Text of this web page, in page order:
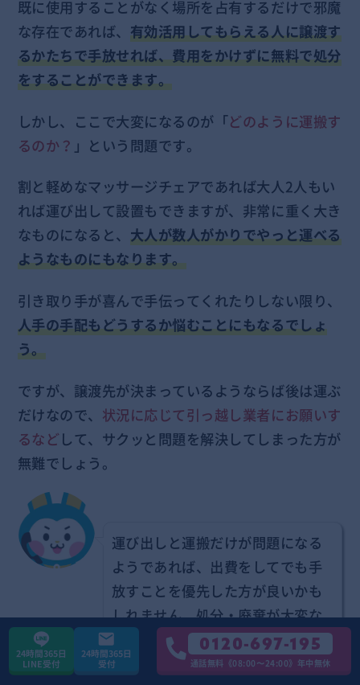
既に使用することがなく場所を占有するだけで邪魔
な存在であれば、 有効活用してもらえる人に譲渡す
るかたちで手放せれば、費用をかけずに無料で処分
をすることができます。
しかし、ここで大変になるのが「どのように運搬す
るのか？ 」という問題です。
割と軽めなマッサージチェアであれば大人2人もい
れば運び出して設置もできますが、非常に重く大き
なものになると、 大人が数人がかりでやっと運べる
ようなものにもなります。
引き取り手が喜んで手伝ってくれたりしない限り、
人手の手配もどうするか悩むことにもなるでしょ
う。
ですが、譲渡先が決まっているようならば後は運ぶ
だけなので、 状況に応じて引っ越し業者にお願いす
るなどして、サクッと問題を解決してしまった方が
無難でしょう。
運び出しと運搬だけが問題になる
ようであれば、出費をしてでも手
放すことを優先した方が良いかも
しれません。処分・廃棄が大変な
ものとして割り切って考えていき
ましょう。
24時間365日
LINE受付
24時間365日
受付
0120-697-195
通話無料《08:00〜24:00》年中無休